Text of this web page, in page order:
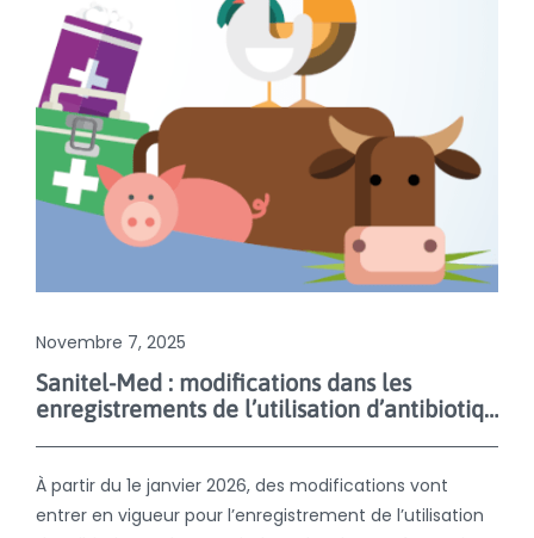
Novembre 7, 2025
Sanitel-Med : modifications dans les
enregistrements de l’utilisation d’antibiotiques à partir du 1er janvier 2026
À partir du 1e janvier 2026, des modifications vont
entrer en vigueur pour l’enregistrement de l’utilisation